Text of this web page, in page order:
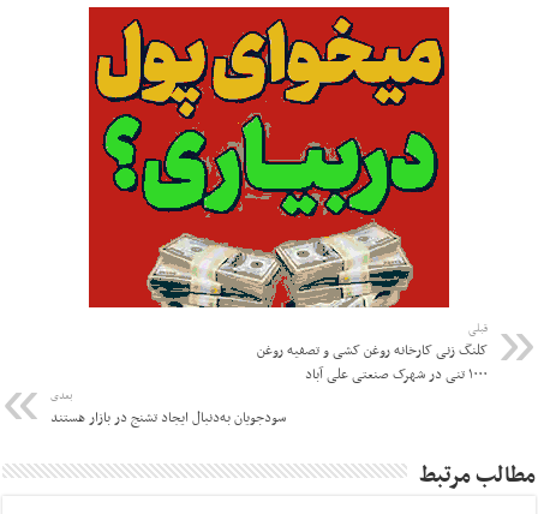
قبلی
کلنگ زنی کارخانه روغن کشی و تصفیه روغن
۱۰۰۰ تنی در شهرک صنعتی علی آباد
بعدی
سودجویان به‌دنبال ایجاد تشنج در بازار هستند
مطالب مرتبط